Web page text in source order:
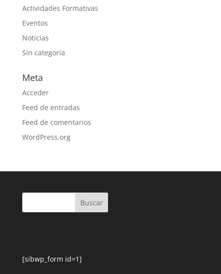
Actividades Formativas
Eventos
Noticias
Sin categoría
Meta
Acceder
Feed de entradas
Feed de comentarios
WordPress.org
[sibwp_form id=1]